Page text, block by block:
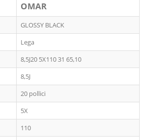
OMAR
GLOSSY BLACK
Lega
8,5J20 5X110 31 65,10
8,5J
20 pollici
5X
110